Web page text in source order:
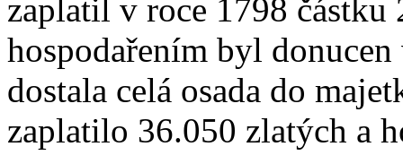
zaplatil v roce 1798 částku
hospodařením byl
dostala celá osada do
zaplatilo 36.050 zlatých a